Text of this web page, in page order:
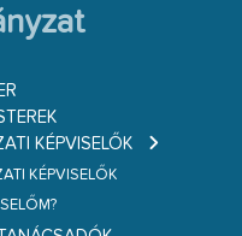
KÉPVISELŐK
KÉPVISELŐK